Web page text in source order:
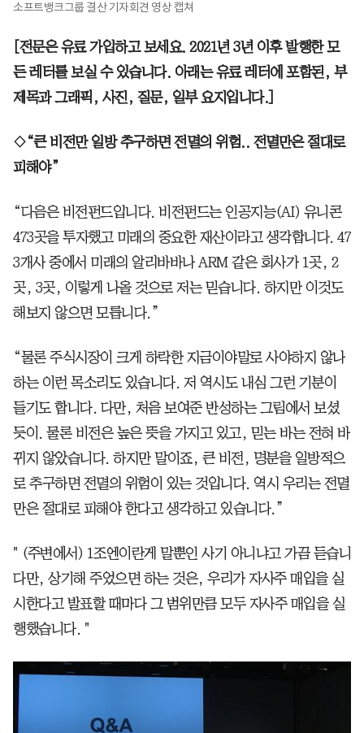
소프트뱅크그룹 결산 기자회견 영상 캡쳐
[전문은 유료 가입하고 보세요. 2021년 3년 이후 발행한 모
든 레터를 보실 수 있습니다. 아래는 유료 레터에 포함된, 부
제목과 그래픽, 사진, 질문, 일부 요지입니다.]
◇“큰 비전만 일방 추구하면 전멸의 위험.. 전멸만은 절대로
피해야”
“다음은 비전펀드입니다. 비전펀드는 인공지능(AI) 유니콘
473곳을 투자했고 미래의 중요한 재산이라고 생각합니다. 47
3개사 중에서 미래의 알리바바나 ARM 같은 회사가 1곳, 2
곳, 3곳, 이렇게 나올 것으로 저는 믿습니다. 하지만 이것도
해보지 않으면 모릅니다.”
“물론 주식시장이 크게 하락한 지금이야말로 사야하지 않나
하는 이런 목소리도 있습니다. 저 역시도 내심 그런 기분이
들기도 합니다. 다만, 처음 보여준 반성하는 그림에서 보셨
듯이. 물론 비전은 높은 뜻을 가지고 있고, 믿는 바는 전혀 바
뀌지 않았습니다. 하지만 말이죠, 큰 비전, 명분을 일방적으
로 추구하면 전멸의 위험이 있는 것입니다. 역시 우리는 전멸
만은 절대로 피해야 한다고 생각하고 있습니다.”
" (주변에서) 1조엔이란게 말뿐인 사기 아니냐고 가끔 듣습니
다만, 상기해 주었으면 하는 것은, 우리가 자사주 매입을 실
시한다고 발표할 때마다 그 범위만큼 모두 자사주 매입을 실
행했습니다. "